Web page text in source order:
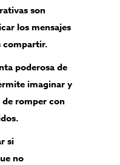
son
los mensajes
compartir.
poderosa de
imaginar y
romper con
si
no